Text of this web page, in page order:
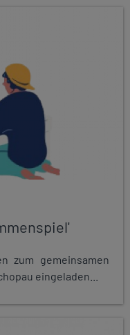
zum gemeinsamen
eingeladen...